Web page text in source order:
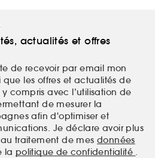
au toucher qu'à l'œil.
actualités et offres
de recevoir par email mon
les offres et actualités de
compris avec l’utilisation de
de mesurer la
afin d'optimiser et
Je déclare avoir plus
traitement de mes données
la politique de confidentialité .